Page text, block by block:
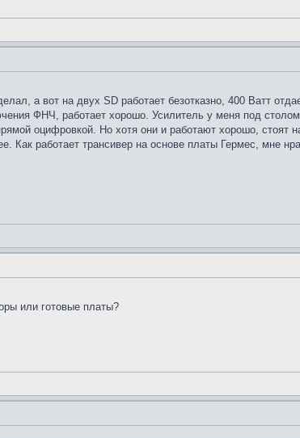
а вот на двух SD работает безотказно, 400 Ватт
ФНЧ, работает хорошо. Усилитель у меня под
оцифровкой. Но хотя они и работают хорошо, стоят
Как работает трансивер на основе платы Гермес, мне
или готовые платы?